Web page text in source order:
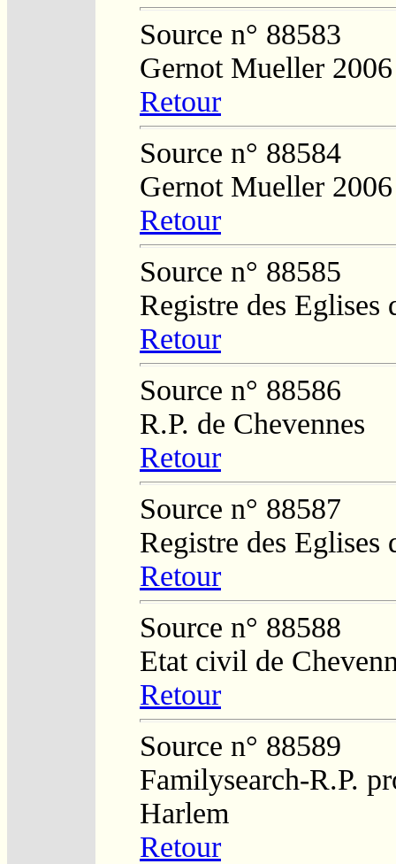
Source n° 88583
Gernot Mueller 2006
Retour
Source n° 88584
Gernot Mueller 2006
Retour
Source n° 88585
Registre des Eglises
Retour
Source n° 88586
R.P. de Chevennes
Retour
Source n° 88587
Registre des Eglises
Retour
Source n° 88588
Etat civil de
Retour
Source n° 88589
Familysearch-R.P.
Harlem
Retour